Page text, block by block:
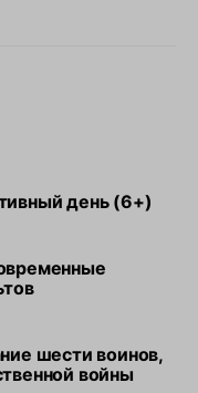
день (6+)
шести воинов,
войны